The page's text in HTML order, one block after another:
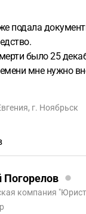
подала
было 25
мне нужно
, г. Ноябрьск
Погорелов
компания "Юрист